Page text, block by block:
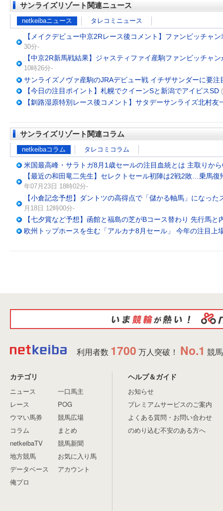
サンライズリゾート関連ニュース
netkeibaニュース タレコミニュース
【メイクデビュー中京2Rレース後コメント】ファンビッチャ
30分-
【中京2R新馬戦結果】ジャスティファイ産駒ファンビッチャ
10時26分-
サンライズノヴァ産駒のJRAデビュー戦 イチザサンダーに要注
【今日の注目ポイント】札幌でクイーンSと新潟でアイビスSD
【釧路湿原特別レース後コメント】サタデーサンライズ北村友
サンライズリゾート関連コラム
netkeibaコラム タレコミコラム
米国最高峰・サラトガ8月1歳セールの注目血統とは 主取りか
【最近の和田竜二先生】セレクトセール初陣は2戦2敗…乗馬
年07月23日 18時02分-
【小倉記念予想】ダントツの高得点で「儲かる軸馬」になっ
月18日 12時00分-
【七夕賞など予想】函館と福島の芝がBコース替わり 先行馬と
欧州トップホースを生む「アルカナ8月セール」 今年の注目上
利用者数 1700 万人突破！ No.1 競
カテゴリ
ニュース
レース
ウマい馬券
コラム
netkeibaTV
地方競馬
データベース
俺プロ
一口馬主
POG
競馬広場
まとめ
競馬新聞
お気に入り馬
アカウント
ヘルプ＆ガイド
お知らせ
プレミアムサービスのご案内
よくある質問・お問い合わせ
のめり込む不安のある方へ